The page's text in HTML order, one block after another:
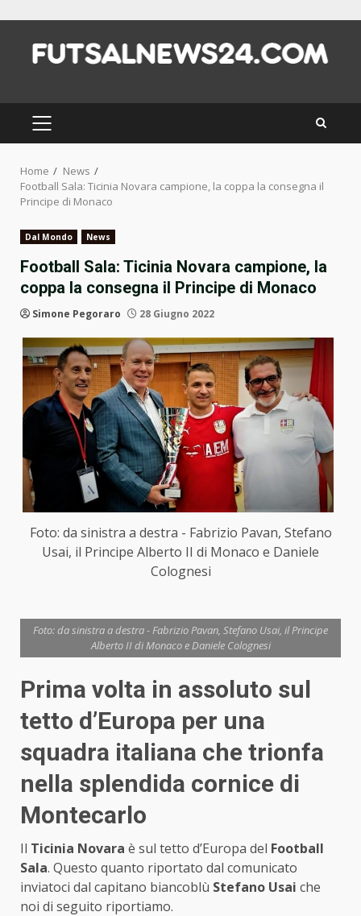
content
PRIMARY
MENU
Home
News
Football Sala: Ticinia Novara campione, la coppa la consegna il
Principe di Monaco
Dal Mondo News
Football Sala: Ticinia Novara campione, la
coppa la consegna il Principe di Monaco
Simone Pegoraro 28 Giugno 2022
Foto: da sinistra a destra - Fabrizio Pavan, Stefano
Usai, il Principe Alberto II di Monaco e Daniele
Colognesi
Foto: da sinistra a destra - Fabrizio Pavan, Stefano Usai, il Principe
Alberto II di Monaco e Daniele Colognesi
Prima volta in assoluto sul
tetto d’Europa per una
squadra italiana che trionfa
nella splendida cornice di
Montecarlo
Il Ticinia Novara è sul tetto d’Europa del Football
Sala. Questo quanto riportato dal comunicato
inviatoci dal capitano biancoblù Stefano Usai che
noi di seguito riportiamo.